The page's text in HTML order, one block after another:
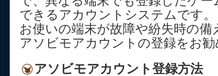
できるアカウントシステムです。
お使いの端末が故障や紛失時の
アソビモアカウントの登録をお
アソビモアカウント登録方法